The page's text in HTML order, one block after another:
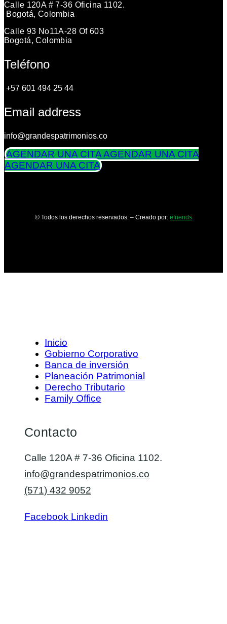
Calle 120A # 7-36 Oficina 1102.
Bogotá, Colombia
Calle 93 No11A-28 Of 603
Bogotá, Colombia
Teléfono
+57 601 494 25 44
Email address
info@grandespatrimonios.co
AGENDAR UNA CITAAGENDAR UNA CITA
AGENDAR UNA CITA
© Todos los derechos reservados. – Creado por: efriends
Inicio
Gobierno Corporativo
Banca de inversión
Planeación Patrimonial
Derecho Tributario
Family Office
Contacto
Calle 120A # 7-36 Oficina 1102.
info@grandespatrimonios.co
(571) 432 9052
Facebook Linkedin